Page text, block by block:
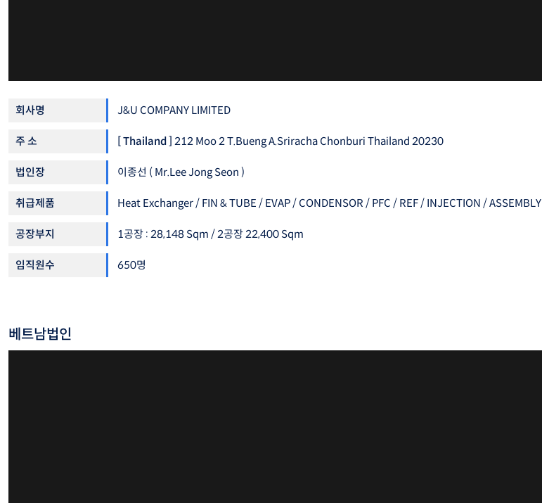
회사명 J&U COMPANY LIMITED
주 소 [ Thailand ] 212 Moo 2 T.Bueng A.Sriracha Chonburi Thailand 20230
법인장 이종선 ( Mr.Lee Jong Seon )
취급제품 Heat Exchanger / FIN & TUBE / EVAP / CONDENSOR / PFC / REF / INJECTION / ASSEMBLY
공장부지 1공장 : 28,148 Sqm / 2공장 22,400 Sqm
임직원수 650명
베트남법인